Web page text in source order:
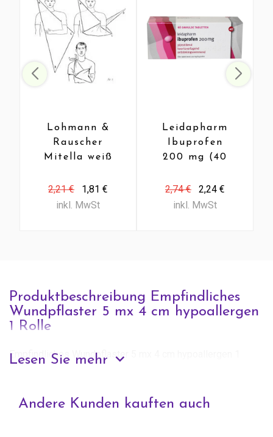
Produktbeschreibung Empfindliches
Wundpflaster 5 mx 4 cm hypoallergen
1 Rolle
Empfindliches Wundpflaster 5 mx 4 cm hypoallergen 1
Rolle
Anfrage zu diesem Produkt
Lesen Sie mehr
Lohmann &
Rauscher
Mitella weiß
Viskose (1
Stück)
2,21 €
1,81 €
inkl. MwSt
Leidapharm
Ibuprofen
200 mg (40
2,74 €
2,24 €
inkl. MwSt
Andere Kunden kauften auch